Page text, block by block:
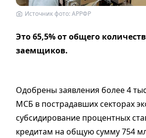
Источник фото: АРРФР
Это 65,5% от общего
заемщиков.
Одобрены заявления более 4
МСБ в пострадавших секторах
субсидирование процентных
кредитам на общую сумму 754